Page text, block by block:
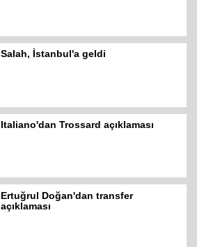
Salah, İstanbul'a geldi
Italiano'dan Trossard açıklaması
Ertuğrul Doğan'dan transfer
açıklaması